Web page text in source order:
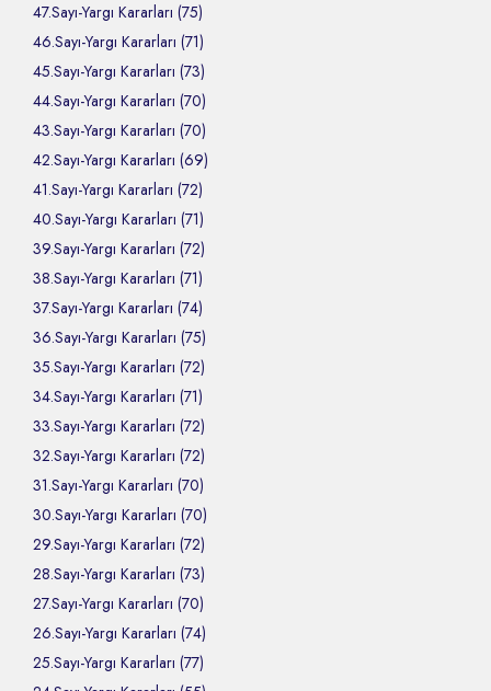
47.Sayı-Yargı Kararları (75)
46.Sayı-Yargı Kararları (71)
45.Sayı-Yargı Kararları (73)
44.Sayı-Yargı Kararları (70)
43.Sayı-Yargı Kararları (70)
42.Sayı-Yargı Kararları (69)
41.Sayı-Yargı Kararları (72)
40.Sayı-Yargı Kararları (71)
39.Sayı-Yargı Kararları (72)
38.Sayı-Yargı Kararları (71)
37.Sayı-Yargı Kararları (74)
36.Sayı-Yargı Kararları (75)
35.Sayı-Yargı Kararları (72)
34.Sayı-Yargı Kararları (71)
33.Sayı-Yargı Kararları (72)
32.Sayı-Yargı Kararları (72)
31.Sayı-Yargı Kararları (70)
30.Sayı-Yargı Kararları (70)
29.Sayı-Yargı Kararları (72)
28.Sayı-Yargı Kararları (73)
27.Sayı-Yargı Kararları (70)
26.Sayı-Yargı Kararları (74)
25.Sayı-Yargı Kararları (77)